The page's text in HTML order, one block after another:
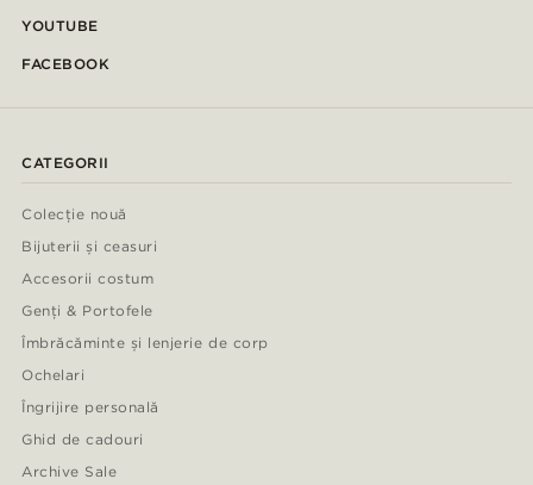
YOUTUBE
FACEBOOK
CATEGORII
Colecție nouă
Bijuterii și ceasuri
Accesorii costum
Genți & Portofele
Îmbrăcăminte și lenjerie de corp
Ochelari
Îngrijire personală
Ghid de cadouri
Archive Sale